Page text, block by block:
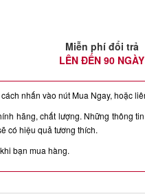
Miễn phí đổi trả
LÊN ĐẾN 90 NGÀY
nhấn vào nút Mua Ngay, hoặc
hãng, chất lượng. Những thông
có hiệu quả tương thích.
bạn mua hàng.